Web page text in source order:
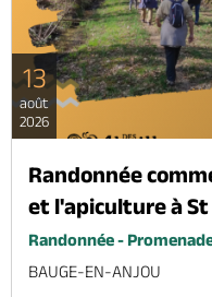
13
août
2026
Randonnée
et l'apiculture à
Randonnée -
BAUGE-EN-ANJOU